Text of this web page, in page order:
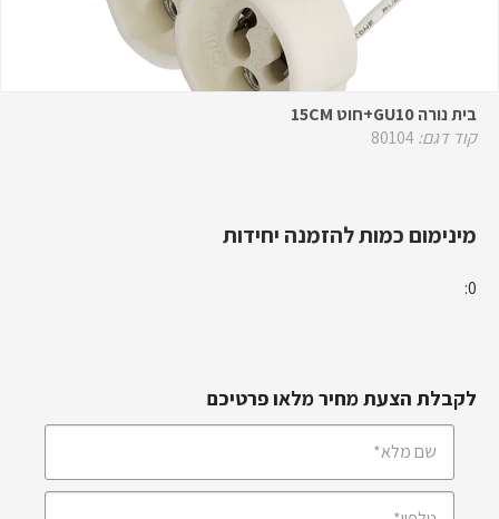
בית נורה GU10+חוט 15CM
קוד דגם:80104
מינימום כמות להזמנה יחידות
0:
לקבלת הצעת מחיר מלאו פרטיכם